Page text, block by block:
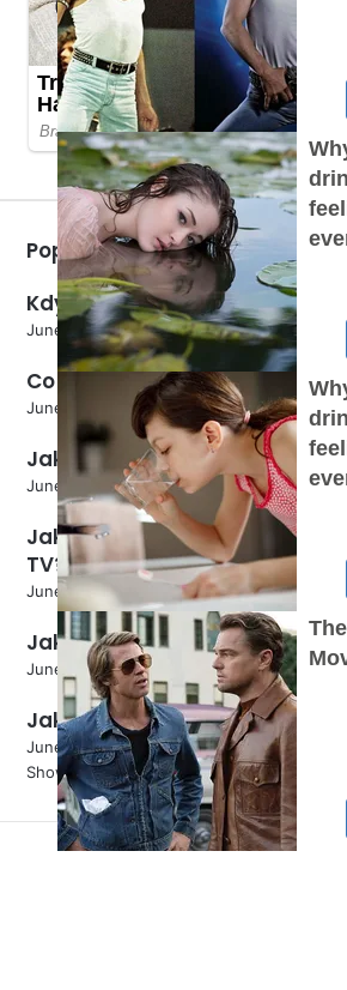
Popular Posts
Kdy Vertimek použít?
June 5, 2024
Co kvete na konci léta?
June 5, 2024
Jaké má rajče květenství?
June 5, 2024
Jak odmítnout platbu za Sweet
TV?
June 5, 2024
Jak víte, kdy sbírat melouny?
June 5, 2024
Jak správně zasadit jehličí?
June 5, 2024
Show More